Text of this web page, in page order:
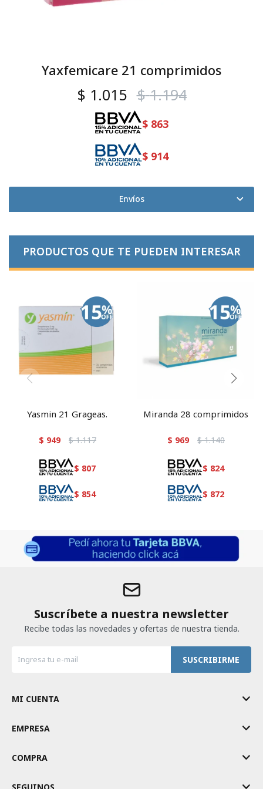
Yaxfemicare 21 comprimidos
$ 1.015 $ 1.194
$ 863
$ 914
Envíos
PRODUCTOS QUE TE PUEDEN INTERESAR
Yasmin 21 Grageas.
$ 949 $ 1.117
$ 807
$ 854
Miranda 28 comprimidos
$ 969 $ 1.140
$ 824
$ 872
Suscríbete a nuestra newsletter
Recibe todas las novedades y ofertas de nuestra tienda.
SUSCRIBIRME
MI CUENTA
EMPRESA
COMPRA